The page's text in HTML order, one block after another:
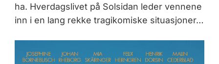
ha. Hverdagslivet på Solsidan leder vennene
inn i en lang rekke tragikomiske situasjoner…